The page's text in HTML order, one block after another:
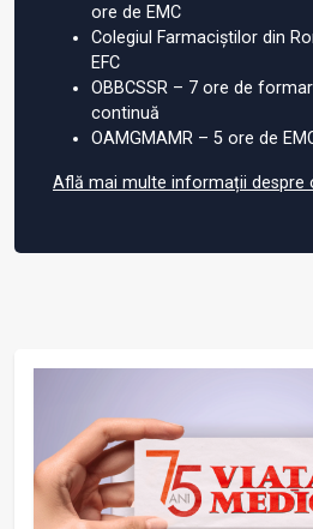
ore de EMC
Colegiul Farmaciștilor din
EFC
OBBCSSR – 7 ore de
continuă
OAMGMAMR – 5 ore de
Află mai multe informații despre